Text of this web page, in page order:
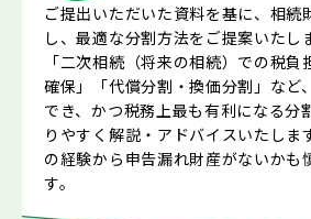
ご提出いただいた資料を基に、相続
し、最適な分割方法をご提案いたし
「二次相続（将来の相続）での税
確保」「代償分割・換価分割」など
でき、かつ税務上最も有利になる分
りやすく解説・アドバイスいたしま
の経験から申告漏れ財産がないかも
す。